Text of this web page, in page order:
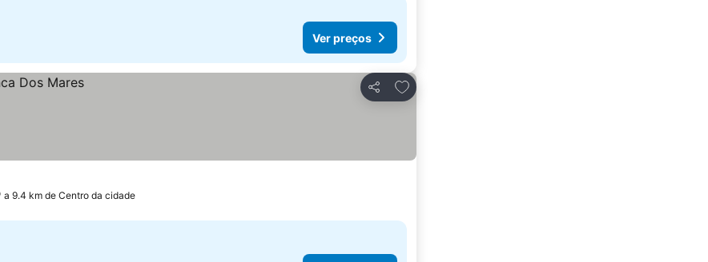
Ver preços
Partilhar
Adicionar aos favoritos
a 9.4 km de Centro da cidade